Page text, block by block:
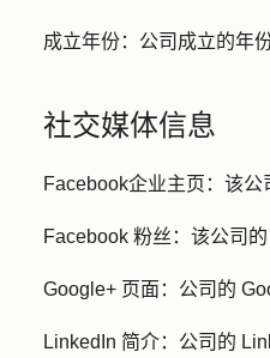
成立年份： 公司成立的年份
社交媒体信息
Facebook企业主页： 该公
Facebook 粉丝： 该公司的
Google+ 页面： 公司的
LinkedIn 简介： 公司的